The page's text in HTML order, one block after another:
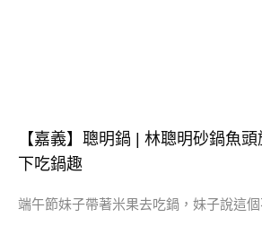
【嘉義】聰明鍋 | 林聰明砂鍋魚
下吃鍋趣
端午節妹子帶著米果去吃鍋，妹子說這